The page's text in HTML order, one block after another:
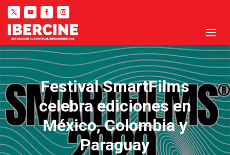
Festival SmartFilms
celebra ediciones en
México, Colombia y
Paraguay